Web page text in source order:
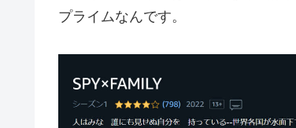
プライムなんです。